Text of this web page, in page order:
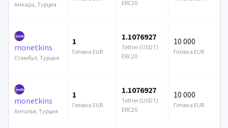
Анкара, Турция
ERC20
monetkins
Стамбул, Турция
1
Готівка EUR
1.1076927
Tether (USDT)
ERC20
10 000
Готівка EUR
monetkins
Анталья, Турция
1
Готівка EUR
1.1076927
Tether (USDT)
ERC20
10 000
Готівка EUR